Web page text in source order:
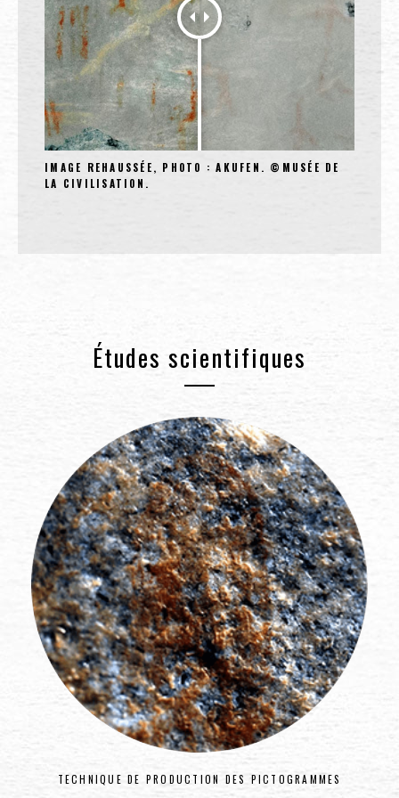
IMAGE REHAUSSÉE, PHOTO : AKUFEN. ©MUSÉE DE
LA CIVILISATION.
Études scientifiques
TECHNIQUE DE PRODUCTION DES PICTOGRAMMES